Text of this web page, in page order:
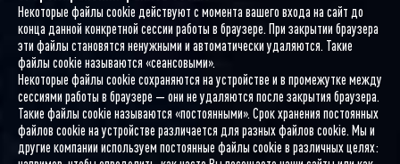
Некоторые файлы cookie действуют с момента вашего входа на сайт до
конца данной конкретной сессии работы в браузере. При закрытии браузера
эти файлы становятся ненужными и автоматически удаляются. Такие
файлы cookie называются «сеансовыми».
Некоторые файлы cookie сохраняются на устройстве и в промежутке между
сессиями работы в браузере — они не удаляются после закрытия браузера.
Такие файлы cookie называются «постоянными». Срок хранения постоянных
файлов cookie на устройстве различается для разных файлов cookie. Мы и
другие компании используем постоянные файлы cookie в различных целях: